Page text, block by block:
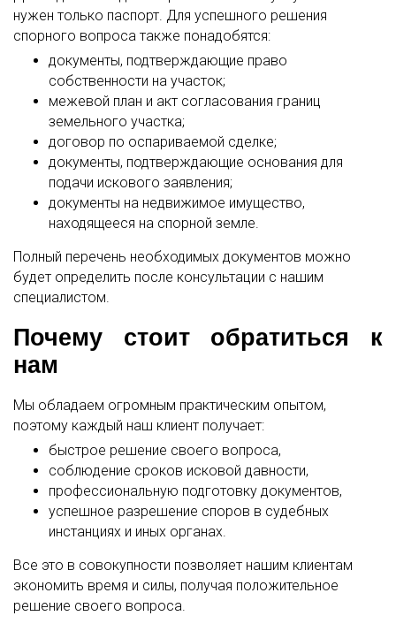
нужен только паспорт. Для успешного решения
спорного вопроса также понадобятся:
документы, подтверждающие право
собственности на участок;
межевой план и акт согласования границ
земельного участка;
договор по оспариваемой сделке;
документы, подтверждающие основания для
подачи искового заявления;
документы на недвижимое имущество,
находящееся на спорной земле.
Полный перечень необходимых документов можно
будет определить после консультации с нашим
специалистом.
Почему стоит обратиться к
нам
Мы обладаем огромным практическим опытом,
поэтому каждый наш клиент получает:
быстрое решение своего вопроса,
соблюдение сроков исковой давности,
профессиональную подготовку документов,
успешное разрешение споров в судебных
инстанциях и иных органах.
Все это в совокупности позволяет нашим клиентам
экономить время и силы, получая положительное
решение своего вопроса.